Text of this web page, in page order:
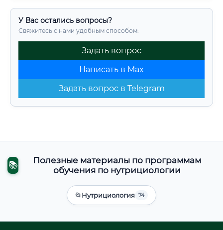
У Вас остались вопросы?
Свяжитесь с нами удобным способом:
Задать вопрос
Написать в Max
Задать вопрос в Telegram
📚
Полезные материалы по программам
обучения по нутрициологии
📂Нутрициология 74